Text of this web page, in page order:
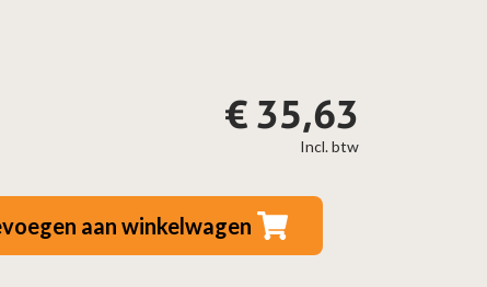
Incl. btw
€ 35,63
aan winkelwagen